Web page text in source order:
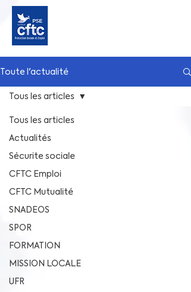
Toute l'actualité
Tous les articles
Actualités
Sécurite sociale
CFTC Emploi
CFTC Mutualité
SNADEOS
SPOR
FORMATION
MISSION LOCALE
UFR
Tous les articles